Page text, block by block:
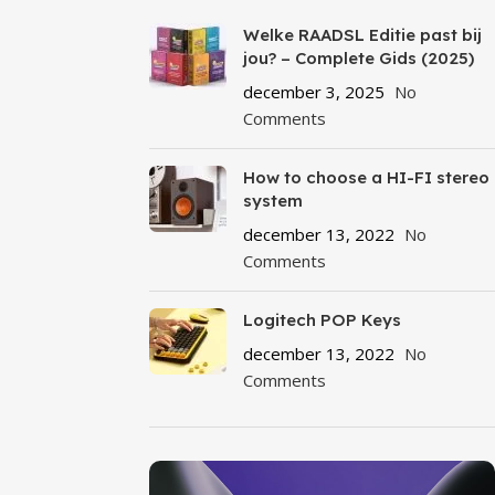
Welke RAADSL Editie past bij
jou? – Complete Gids (2025)
december 3, 2025 No
Comments
How to choose a HI-FI stereo
system
december 13, 2022 No
Comments
Logitech POP Keys
december 13, 2022 No
Comments